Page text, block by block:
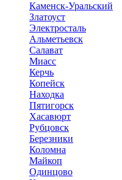
Каменск-Уральский
Златоуст
Электросталь
Альметьевск
Салават
Миасс
Керчь
Копейск
Находка
Пятигорск
Хасавюрт
Рубцовск
Березники
Коломна
Майкоп
Одинцово